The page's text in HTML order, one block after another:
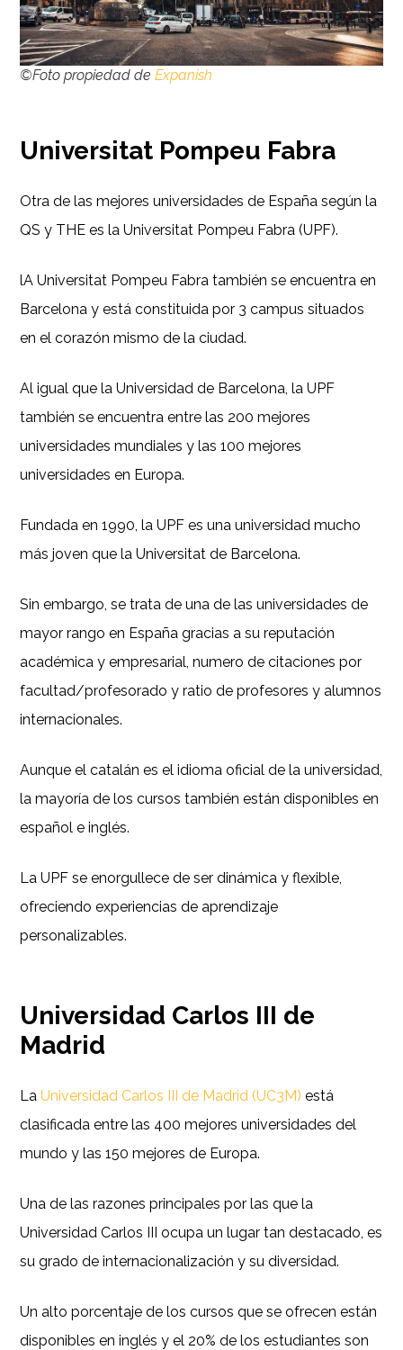
©Foto propiedad deExpanish
Universitat Pompeu Fabra
Otra de las mejores universidades de España según la
QS y THE es la Universitat Pompeu Fabra (UPF).
lA Universitat Pompeu Fabra también se encuentra en
Barcelona y está constituida por 3 campus situados
en el corazón mismo de la ciudad.
Al igual que la Universidad de Barcelona, la UPF
también se encuentra entre las 200 mejores
universidades mundiales y las 100 mejores
universidades en Europa.
Fundada en 1990, la UPF es una universidad mucho
más joven que la Universitat de Barcelona.
Sin embargo, se trata de una de las universidades de
mayor rango en España gracias a su reputación
académica y empresarial, numero de citaciones por
facultad/profesorado y ratio de profesores y alumnos
internacionales.
Aunque el catalán es el idioma oficial de la universidad,
la mayoría de los cursos también están disponibles en
español e inglés.
La UPF se enorgullece de ser dinámica y flexible,
ofreciendo experiencias de aprendizaje
personalizables.
Universidad Carlos III de
Madrid
LaUniversidad Carlos III de Madrid (UC3M) está
clasificada entre las 400 mejores universidades del
mundo y las 150 mejores de Europa.
Una de las razones principales por las que la
Universidad Carlos III ocupa un lugar tan destacado, es
su grado de internacionalización y su diversidad.
Un alto porcentaje de los cursos que se ofrecen están
disponibles en inglés y el 20% de los estudiantes son